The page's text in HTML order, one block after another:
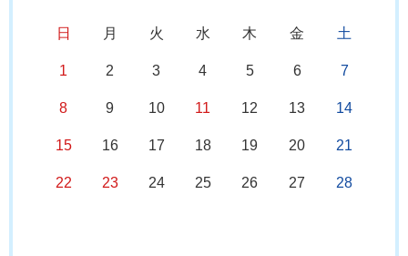
日 月 火 水 木 金 土
1 2 3 4 5 6 7
8 9 10 11 12 13 14
15 16 17 18 19 20 21
22 23 24 25 26 27 28